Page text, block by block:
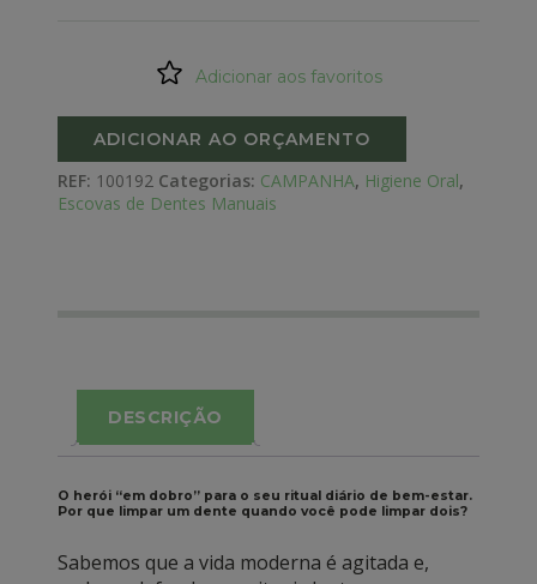
Adicionar aos favoritos
ADICIONAR AO ORÇAMENTO
REF: 100192 Categorias: CAMPANHA, Higiene Oral,
Escovas de Dentes Manuais
DESCRIÇÃO
O herói “em dobro” para o seu ritual diário de bem-estar.
Por que limpar um dente quando você pode limpar dois?
Sabemos que a vida moderna é agitada e,